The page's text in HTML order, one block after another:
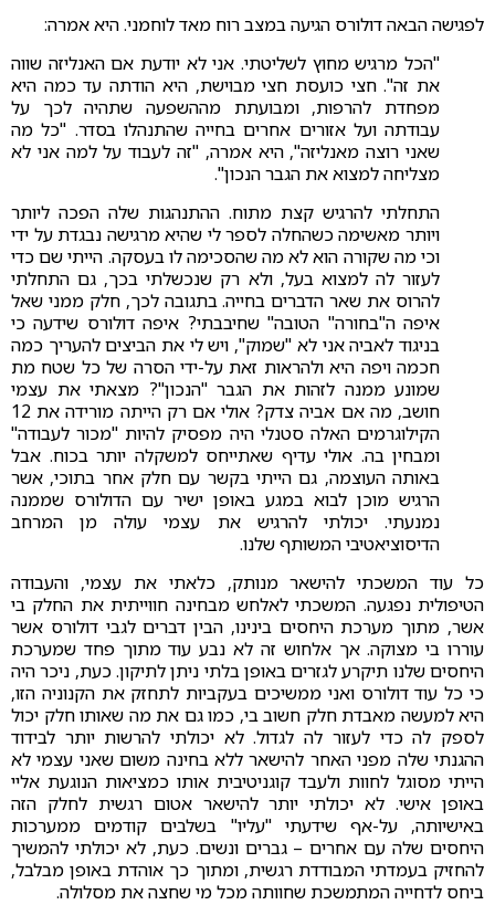
לפגישה הבאה דולורס הגיעה במצב רוח מאד לוחמני. היא אמרה:
"הכל מרגיש מחוץ לשליטתי. אני לא יודעת אם האנליזה שווה
את זה". חצי כועסת חצי מבוישת, היא הודתה עד כמה היא
מפחדת להרפות, ומבועתת מההשפעה שתהיה לכך על
עבודתה ועל אזורים אחרים בחייה שהתנהלו בסדר. "כל מה
שאני רוצה מאנליזה", היא אמרה, "זה לעבוד על למה אני לא
מצליחה למצוא את הגבר הנכון".
התחלתי להרגיש קצת מתוח. ההתנהגות שלה הפכה ליותר
ויותר מאשימה כשהחלה לספר לי שהיא מרגישה נבגדת על ידי
וכי מה שקורה הוא לא מה שהסכימה לו בעסקה. הייתי שם כדי
לעזור לה למצוא בעל, ולא רק שנכשלתי בכך, גם התחלתי
להרוס את שאר הדברים בחייה. בתגובה לכך, חלק ממני שאל
איפה ה"בחורה" הטובה" שחיבבתי? איפה דולורס שידעה כי
בניגוד לאביה אני לא "שמוק", ויש לי את הביצים להעריך כמה
חכמה ויפה היא ולהראות זאת על-ידי הסרה של כל שטח מת
שמונע ממנה לזהות את הגבר "הנכון"? מצאתי את עצמי
חושב, מה אם אביה צדק? אולי אם רק הייתה מורידה את 12
הקילוגרמים האלה סטנלי היה מפסיק להיות "מכור לעבודה"
ומבחין בה. אולי עדיף שאתייחס למשקלה יותר בכוח. אבל
באותה העוצמה, גם הייתי בקשר עם חלק אחר בתוכי, אשר
הרגיש מוכן לבוא במגע באופן ישיר עם הדולורס שממנה
נמנעתי. יכולתי להרגיש את עצמי עולה מן המרחב
הדיסוציאטיבי המשותף שלנו.
כל עוד המשכתי להישאר מנותק, כלאתי את עצמי, והעבודה
הטיפולית נפגעה. המשכתי לאלחש מבחינה חווייתית את החלק בי
אשר, מתוך מערכת היחסים בינינו, הבין דברים לגבי דולורס אשר
עוררו בי מצוקה. אך אלחוש זה לא נבע עוד מתוך פחד שמערכת
היחסים שלנו תיקרע לגזרים באופן בלתי ניתן לתיקון. כעת, ניכר היה
כי כל עוד דולורס ואני ממשיכים בעקביות לתחזק את הקנוניה הזו,
היא למעשה מאבדת חלק חשוב בי, כמו גם את מה שאותו חלק יכול
לספק לה כדי לעזור לה לגדול. לא יכולתי להרשות יותר לבידוד
ההגנתי שלה מפני האחר להישאר ללא בחינה משום שאני עצמי לא
הייתי מסוגל לחוות ולעבד קוגניטיבית אותו כמציאות הנוגעת אליי
באופן אישי. לא יכולתי יותר להישאר אטום רגשית לחלק הזה
באישיותה, על-אף שידעתי "עליו" בשלבים קודמים ממערכות
היחסים שלה עם אחרים – גברים ונשים. כעת, לא יכולתי להמשיך
להחזיק בעמדתי המבודדת רגשית, ומתוך כך אוהדת באופן מבלבל,
ביחס לדחייה המתמשכת שחוותה מכל מי שחצה את מסלולה.